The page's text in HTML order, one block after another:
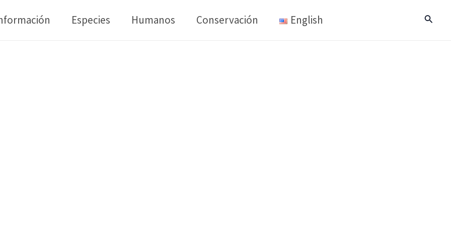
Especies Humanos Conservación English Buscar